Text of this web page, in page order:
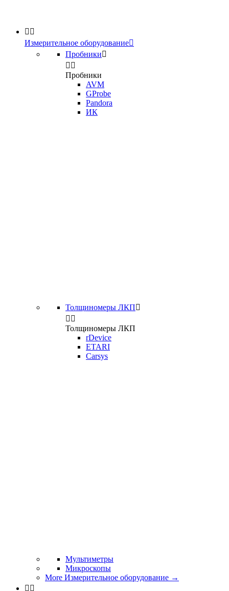
 
Измерительное оборудование
Пробники
 
Пробники
AVM
GProbe
Pandora
ИК
Толщиномеры ЛКП
 
Толщиномеры ЛКП
rDevice
ETARI
Carsys
Мультиметры
Микроскопы
More Измерительное оборудование →
 